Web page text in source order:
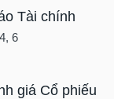
Tài chính
6
giá Cổ phiếu